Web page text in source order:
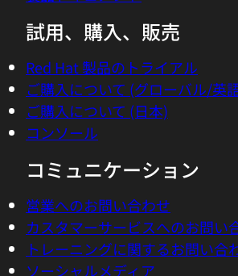
Red Hat Ecosystem Catalog
試用、購入、販売
Red Hat 製品のトライアル
ご購入について (日本)
コミュニケーション
営業へのお問い合わせ